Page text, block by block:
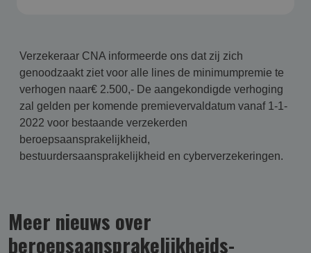
Verzekeraar CNA informeerde ons dat zij zich
genoodzaakt ziet voor alle lines de minimumpremie te
verhogen naar€ 2.500,- De aangekondigde verhoging
zal gelden per komende premievervaldatum vanaf 1-1-
2022 voor bestaande verzekerden
beroepsaansprakelijkheid,
bestuurdersaansprakelijkheid en cyberverzekeringen.
Meer nieuws over
beroepsaansprakelijk­heids­